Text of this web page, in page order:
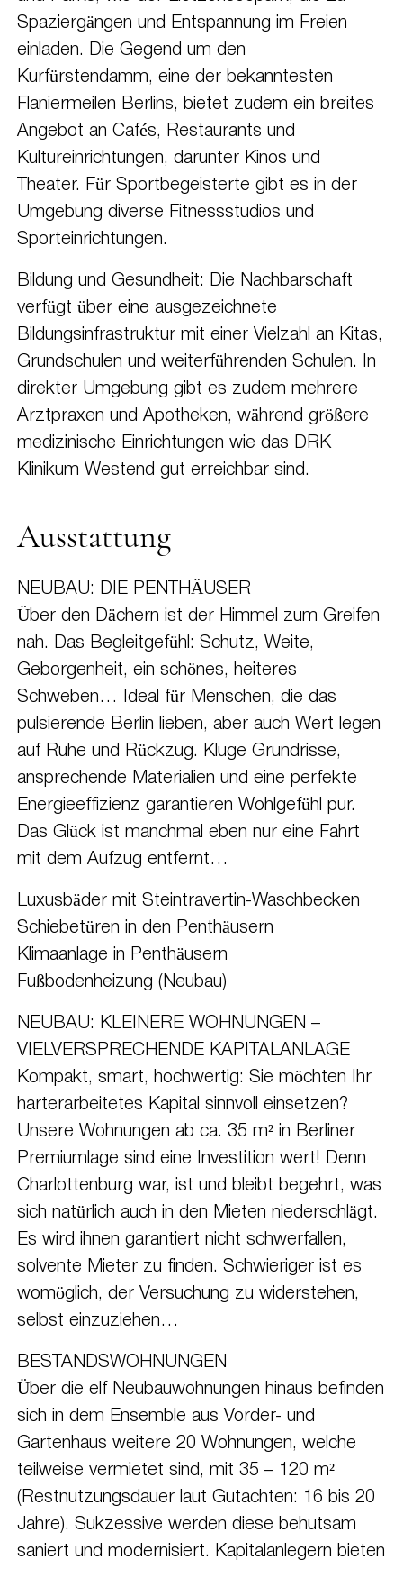
Spaziergängen und Entspannung im Freien
einladen. Die Gegend um den
Kurfürstendamm, eine der bekanntesten
Flaniermeilen Berlins, bietet zudem ein breites
Angebot an Cafés, Restaurants und
Kultureinrichtungen, darunter Kinos und
Theater. Für Sportbegeisterte gibt es in der
Umgebung diverse Fitnessstudios und
Sporteinrichtungen.
Bildung und Gesundheit: Die Nachbarschaft
verfügt über eine ausgezeichnete
Bildungsinfrastruktur mit einer Vielzahl an Kitas,
Grundschulen und weiterführenden Schulen. In
direkter Umgebung gibt es zudem mehrere
Arztpraxen und Apotheken, während größere
medizinische Einrichtungen wie das DRK
Klinikum Westend gut erreichbar sind.
Ausstattung
NEUBAU: DIE PENTHÄUSER
Über den Dächern ist der Himmel zum Greifen
nah. Das Begleitgefühl: Schutz, Weite,
Geborgenheit, ein schönes, heiteres
Schweben… Ideal für Menschen, die das
pulsierende Berlin lieben, aber auch Wert legen
auf Ruhe und Rückzug. Kluge Grundrisse,
ansprechende Materialien und eine perfekte
Energieeffizienz garantieren Wohlgefühl pur.
Das Glück ist manchmal eben nur eine Fahrt
mit dem Aufzug entfernt…
Luxusbäder mit Steintravertin-Waschbecken
Schiebetüren in den Penthäusern
Klimaanlage in Penthäusern
Fußbodenheizung (Neubau)
NEUBAU: KLEINERE WOHNUNGEN –
VIELVERSPRECHENDE KAPITALANLAGE
Kompakt, smart, hochwertig: Sie möchten Ihr
harterarbeitetes Kapital sinnvoll einsetzen?
Unsere Wohnungen ab ca. 35 m² in Berliner
Premiumlage sind eine Investition wert! Denn
Charlottenburg war, ist und bleibt begehrt, was
sich natürlich auch in den Mieten niederschlägt.
Es wird ihnen garantiert nicht schwerfallen,
solvente Mieter zu finden. Schwieriger ist es
womöglich, der Versuchung zu widerstehen,
selbst einzuziehen…
BESTANDSWOHNUNGEN
Über die elf Neubauwohnungen hinaus befinden
sich in dem Ensemble aus Vorder- und
Gartenhaus weitere 20 Wohnungen, welche
teilweise vermietet sind, mit 35 – 120 m²
(Restnutzungsdauer laut Gutachten: 16 bis 20
Jahre). Sukzessive werden diese behutsam
saniert und modernisiert. Kapitalanlegern bieten